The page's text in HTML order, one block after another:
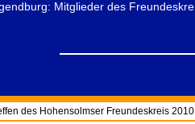
des Hohensolmser Freundeskreis 2010